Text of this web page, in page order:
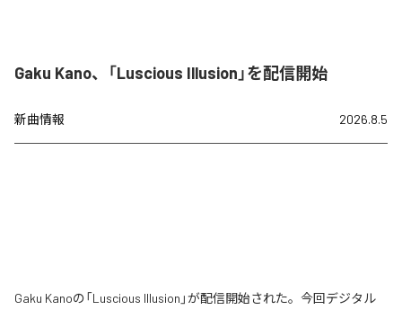
Gaku Kano、「Luscious Illusion」を配信開始
新曲情報 2026.8.5
Gaku Kanoの「Luscious Illusion」が配信開始された。今回デジタル